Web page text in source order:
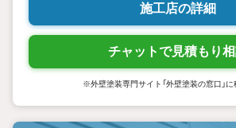
施工店の詳細
チャットで見積もり
※外壁塗装専門サイト「外壁塗装の窓口」